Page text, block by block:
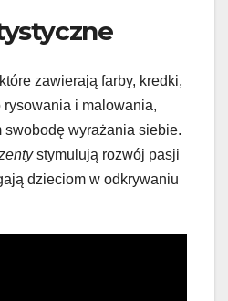
zawierają farby, kredki,
i malowania,
swobodę wyrażania siebie.
stymulują rozwój pasji
dzieciom w odkrywaniu